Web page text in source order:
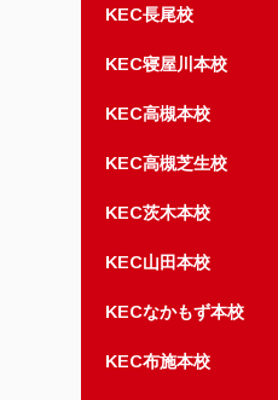
KEC長尾校
KEC寝屋川本校
KEC高槻本校
KEC高槻芝生校
KEC茨木本校
KEC山田本校
KECなかもず本校
KEC布施本校